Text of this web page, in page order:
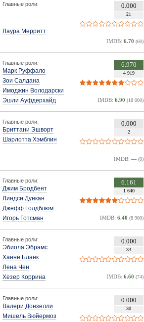
Главные роли:
Лаура Мерритт
0.000
21
IMDB: 6.70 (60)
Главные роли:
Марк Руффало
Зои Салдана
Имоджин Володарски
Эшли Ауфдерхайд
6.970
4 919
IMDB: 6.90 (18 000)
Главные роли:
Бриттани Эшворт
Шарлотта Хэмблин
0.000
2
IMDB: — (0)
Главные роли:
Джим Бродбент
Линдси Дункан
Джефф Голдблюм
Игорь Готсман
6.161
1 640
IMDB: 6.40 (8 900)
Главные роли:
Эбиола Эбрамс
Ханне Бланк
Лена Чен
Хезер Коррина
0.000
33
IMDB: 6.60 (74)
Главные роли:
Валери Донзелли
Мишель Вюйермоз
0.000
30